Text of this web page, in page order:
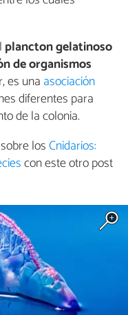
plancton gelatinoso
de organismos
es una asociación
diferentes para
de la colonia.
losCnidarios:
con este otro post